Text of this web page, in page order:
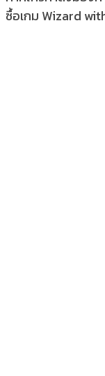
ซื้อเกม Wizard